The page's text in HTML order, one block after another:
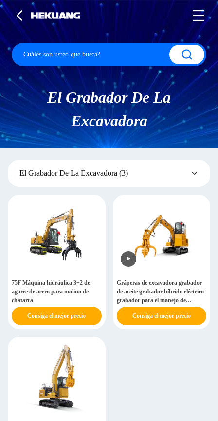
El Grabador De La
Excavadora
El Grabador De La Excavadora (3)
75F Máquina hidráulica 3+2 de
agarre de acero para molino de
chatarra
Consiga el mejor precio
Gráperas de excavadora grabador
de aceite grabador híbrido eléctrico
grabador para el manejo de
materiales
Consiga el mejor precio